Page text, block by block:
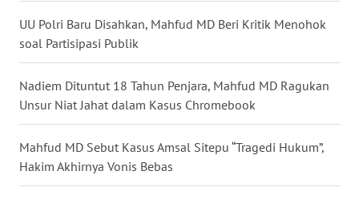
UU Polri Baru Disahkan, Mahfud MD Beri Kritik Menohok
soal Partisipasi Publik
Nadiem Dituntut 18 Tahun Penjara, Mahfud MD Ragukan
Unsur Niat Jahat dalam Kasus Chromebook
Mahfud MD Sebut Kasus Amsal Sitepu “Tragedi Hukum”,
Hakim Akhirnya Vonis Bebas
WN
KALBAR
KALTARA